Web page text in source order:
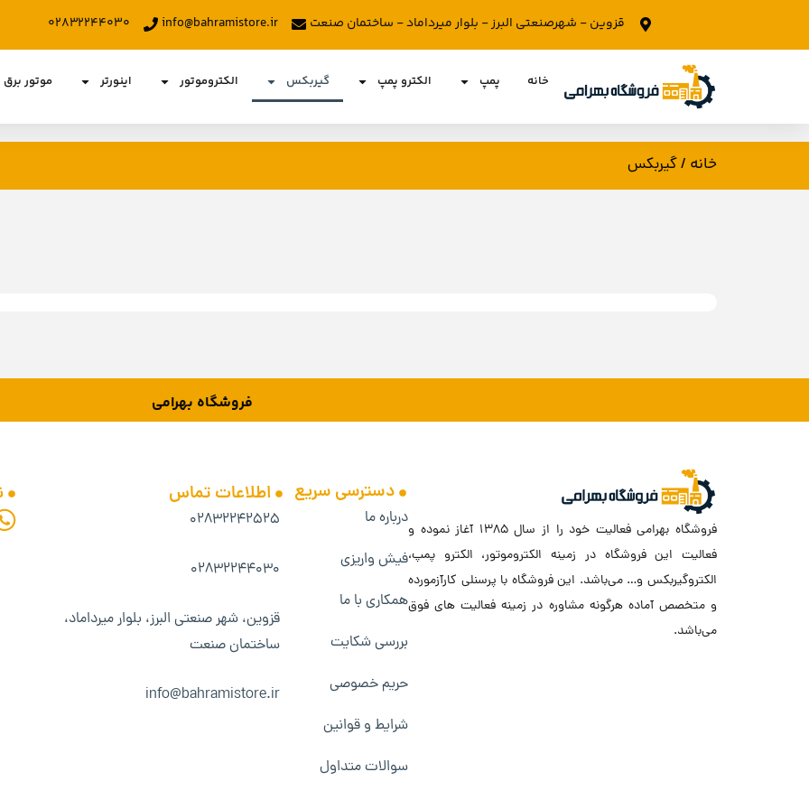
قزوین - شهرصنعتی البرز - بلوار میرداماد - ساختمان صنعت info@bahramistore.ir ۰۲۸۳۲۲۴۴۰۳۰
خانه پمپ الکترو پمپ گیربکس الکتروموتور اینورتر موتور برق
خانه / گیربکس
فروشگاه بهرامی
فروشگاه بهرامی فعالیت خود را از سال ۱۳۸۵ آغاز نموده و
فعالیت این فروشگاه در زمینه الکتروموتور، الکترو پمپ،
الکتروگیربکس و… می‌باشد. این فروشگاه با پرسنلی کارآزمورده
و متخصص آماده هرگونه مشاوره در زمینه فعالیت های فوق
می‌باشد.
دسترسی سریع
درباره ما
فیش واریزی
همکاری با ما
بررسی شکایت
حریم خصوصی
شرایط و قوانین
سوالات متداول
اطلاعات تماس
۰۲۸۳۲۲۴۲۵۲۵
۰۲۸۳۲۲۴۴۰۳۰
قزوین، شهر صنعتی البرز، بلوار میرداماد،
ساختمان صنعت
info@bahramistore.ir